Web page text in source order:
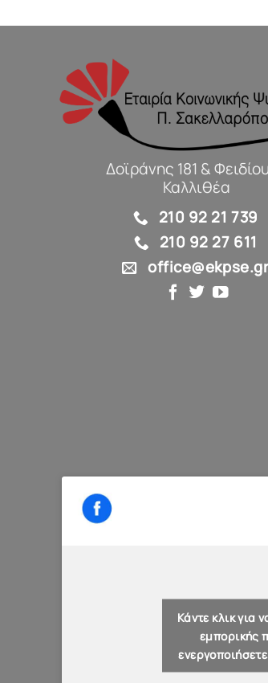
Δοϊράνης 181 &
Καλλιθέα
210 92 21 739
210 92 27 611
Κάντε κλικ για
εμπορικής